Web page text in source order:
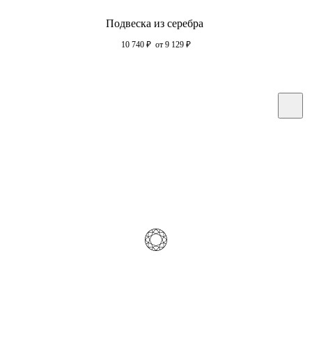
Подвеска из серебра
10 740 ₽ от 9 129 ₽